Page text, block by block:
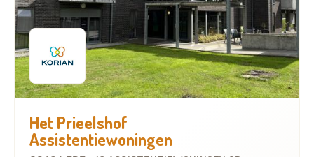
Het Prieelshof
Assistentiewoningen